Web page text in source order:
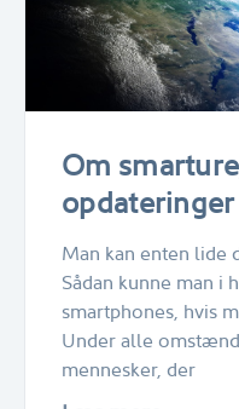
Om
Man kan enten lide
Sådan kunne man i
smartphones, hvis
Under alle
mennesker, der